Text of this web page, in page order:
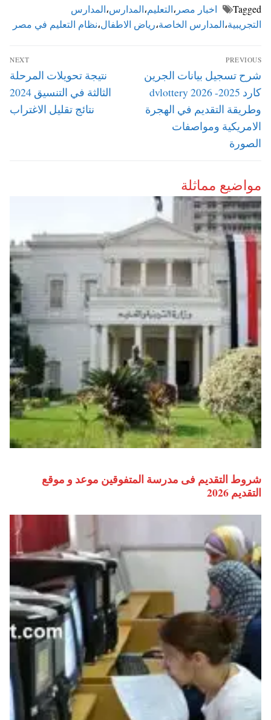
Tagged اخبار مصر ،التعليم،المدارس،المدارس
التجريبية،المدارس الخاصة،رياض الاطفال،نظام التعليم في مصر
تصفّح
المقالات
PREVIOUS
Previous
post:
شرح تسجيل بيانات الجرين
كارد 2025- dvlottery 2026
وطريقة التقديم في الهجرة
الامريكية ومواصفات
الصورة
NEXT
Next
post:
نتيجة تحويلات المرحلة
الثالثة في التنسيق 2024
نتائج تقليل الاغتراب
مواضيع مماثلة
شروط التقديم فى مدرسة المتفوقين موعد و موقع
التقديم 2026